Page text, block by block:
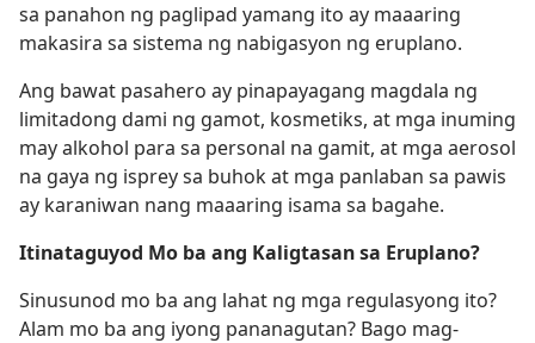
sa panahon ng paglipad yamang ito ay maaaring
makasira sa sistema ng nabigasyon ng eruplano.
Ang bawat pasahero ay pinapayagang magdala ng
limitadong dami ng gamot, kosmetiks, at mga inuming
may alkohol para sa personal na gamit, at mga aerosol
na gaya ng isprey sa buhok at mga panlaban sa pawis
ay karaniwan nang maaaring isama sa bagahe.
Itinataguyod Mo ba ang Kaligtasan sa Eruplano?
Sinusunod mo ba ang lahat ng mga regulasyong ito?
Alam mo ba ang iyong pananagutan? Bago mag-